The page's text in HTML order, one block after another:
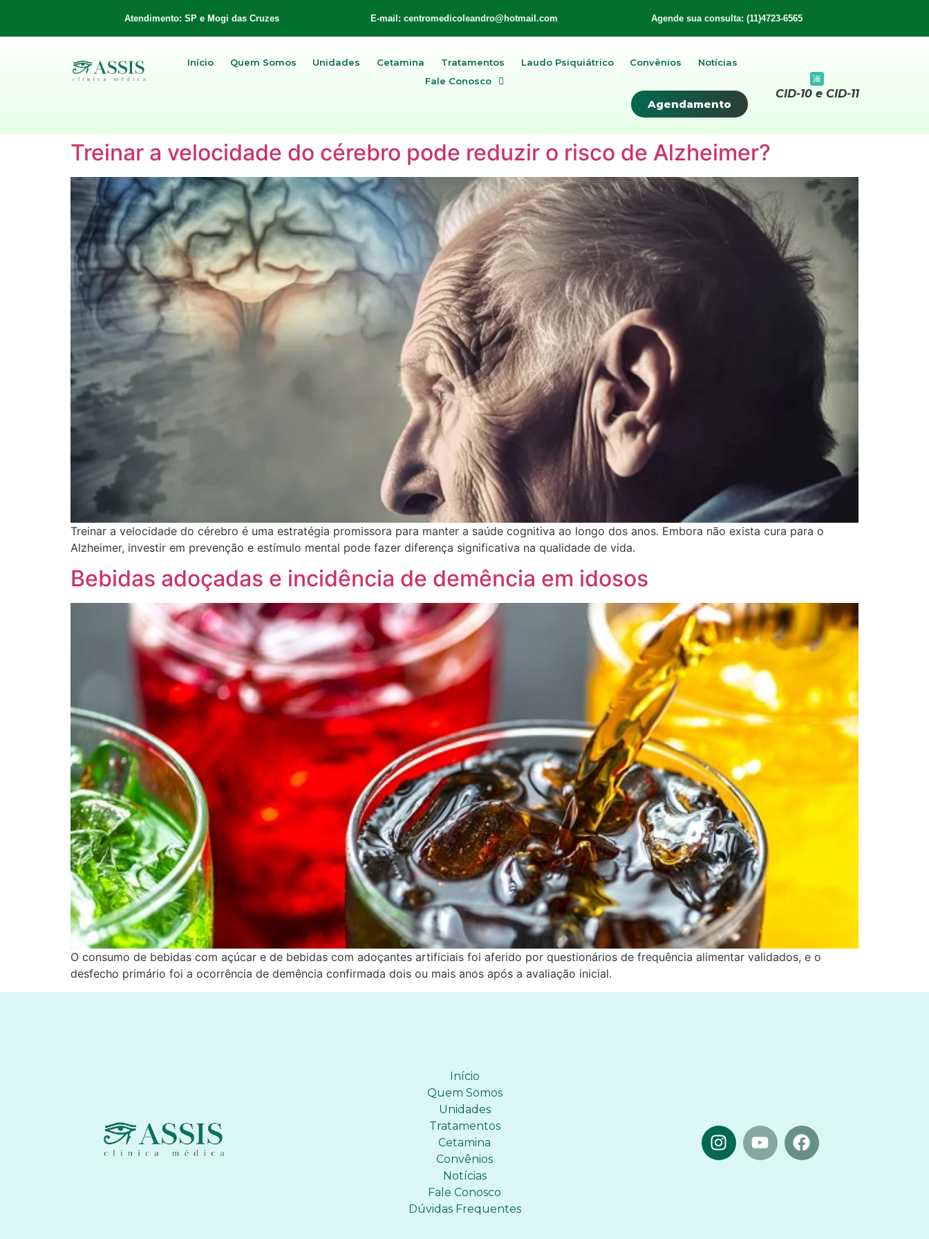
Atendimento: SP e Mogi das Cruzes E-mail: centromedicoleandro@hotmail.com Agende sua consulta: (11)4723-6565
Início Quem Somos Unidades Cetamina Tratamentos Laudo Psiquiátrico Convênios
Notícias
Fale Conosco
Agendamento
CID-10 e CID-11
Treinar a velocidade do cérebro pode reduzir o risco de Alzheimer?
Treinar a velocidade do cérebro é uma estratégia promissora para manter a saúde cognitiva ao longo dos anos. Embora não exista cura para o
Alzheimer, investir em prevenção e estímulo mental pode fazer diferença significativa na qualidade de vida.
Bebidas adoçadas e incidência de demência em idosos
O consumo de bebidas com açúcar e de bebidas com adoçantes artificiais foi aferido por questionários de frequência alimentar validados, e o
desfecho primário foi a ocorrência de demência confirmada dois ou mais anos após a avaliação inicial.
Início
Quem Somos
Unidades
Tratamentos
Cetamina
Convênios
Notícias
Fale Conosco
Dúvidas Frequentes